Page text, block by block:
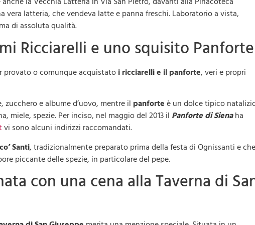
vera latteria, che vendeva latte e panna freschi. Laboratorio a vista,
di assoluta qualità.
Ricciarelli e uno squisito Panforte
provato o comunque acquistato i ricciarelli e il panforte, veri e propri
zucchero e albume d’uovo, mentre il panforte è un dolce tipico
miele, spezie. Per inciso, nel maggio del 2013 il Panforte di Sienaha
vi sono alcuni indirizzi raccomandati.
Santi, tradizionalmente preparato prima della festa di Ognissanti e che
piccante delle spezie, in particolare del pepe.
con una cena alla Taverna di